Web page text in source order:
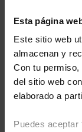
Esta página
Este sitio web
almacenan y
Con tu
del sitio web
elaborado a
Puedes